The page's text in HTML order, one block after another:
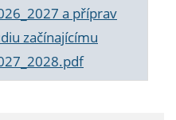
a příprav
začínajícímu